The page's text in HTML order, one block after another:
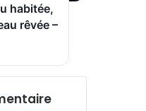
habitée,
rêvée –